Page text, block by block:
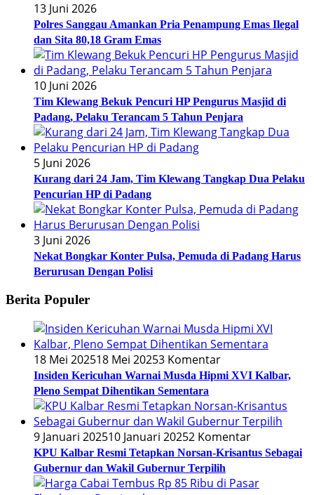
13 Juni 2026
Polres Sanggau Amankan Pria Penampung Emas Ilegal
dan Sita 80,18 Gram Emas
10 Juni 2026
Tim Klewang Bekuk Pencuri HP Pengurus Masjid di
Padang, Pelaku Terancam 5 Tahun Penjara
5 Juni 2026
Kurang dari 24 Jam, Tim Klewang Tangkap Dua Pelaku
Pencurian HP di Padang
3 Juni 2026
Nekat Bongkar Konter Pulsa, Pemuda di Padang Harus
Berurusan Dengan Polisi
Berita Populer
18 Mei 202518 Mei 20253 Komentar
Insiden Kericuhan Warnai Musda Hipmi XVI Kalbar,
Pleno Sempat Dihentikan Sementara
9 Januari 202510 Januari 20252 Komentar
KPU Kalbar Resmi Tetapkan Norsan-Krisantus Sebagai
Gubernur dan Wakil Gubernur Terpilih